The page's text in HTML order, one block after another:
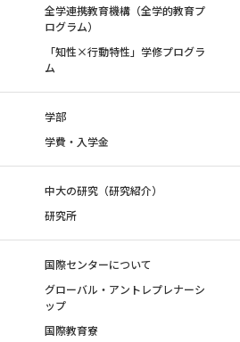
全学連携教育機構（全学的教育プ
ログラム）
「知性×行動特性」学修プログラ
ム
学部
学費・入学金
中大の研究（研究紹介）
研究所
国際センターについて
グローバル・アントレプレナーシ
ップ
国際教育寮